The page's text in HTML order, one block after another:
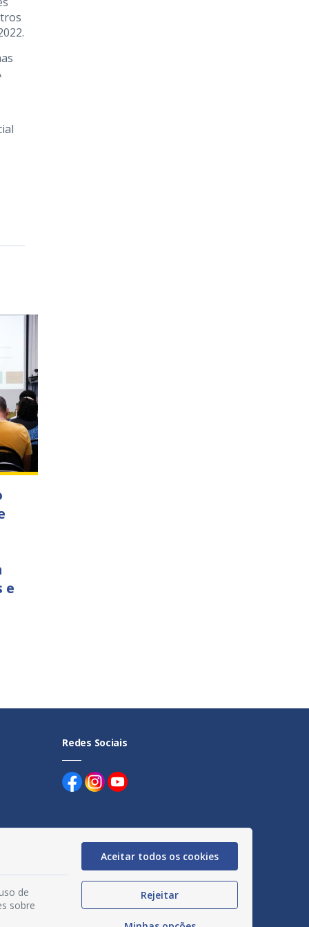
e
Redes Sociais
de
sobre
Aceitar todos os cookies
Rejeitar